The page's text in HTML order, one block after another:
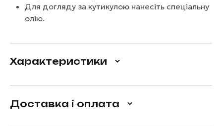
Для догляду за кутикулою нанесіть спеціальну
олію.
Характеристики
Доставка і оплата